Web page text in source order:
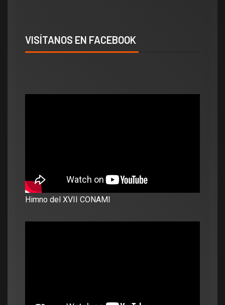
VISÍTANOS EN FACEBOOK
Himno del XVII CONAMI